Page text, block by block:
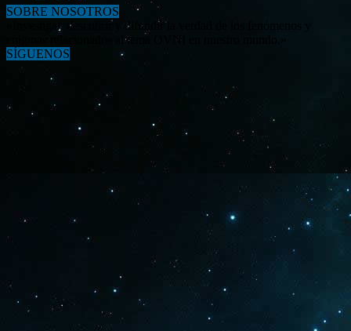
SOBRE NOSOTROS
«Investigar, descubrir y difundir la verdad de los fenómenos y
enigmas relacionados al tema OVNI en nuestro mundo.»
SÍGUENOS